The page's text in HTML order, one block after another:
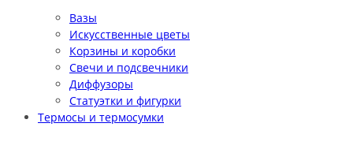
Вазы
Искусственные цветы
Корзины и коробки
Свечи и подсвечники
Диффузоры
Статуэтки и фигурки
Термосы и термосумки